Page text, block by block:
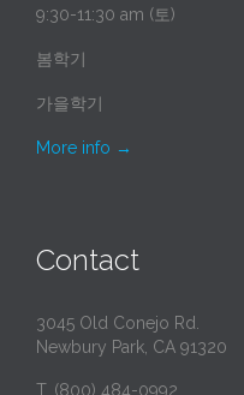
9:30-11:30 am (토)
봄학기
가을학기
More info →
Contact
3045 Old Conejo Rd.
Newbury Park, CA 91320
T. (800) 484-0992